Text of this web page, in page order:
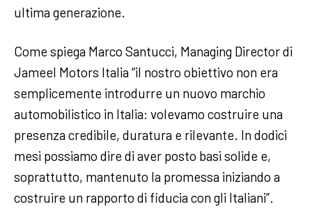
ultima generazione.
Come spiega Marco Santucci, Managing Director di
Jameel Motors Italia “il nostro obiettivo non era
semplicemente introdurre un nuovo marchio
automobilistico in Italia: volevamo costruire una
presenza credibile, duratura e rilevante. In dodici
mesi possiamo dire di aver posto basi solide e,
soprattutto, mantenuto la promessa iniziando a
costruire un rapporto di fiducia con gli Italiani”.